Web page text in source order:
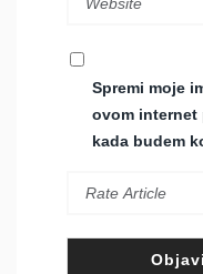
Spremi moje
ovom internet
kada budem